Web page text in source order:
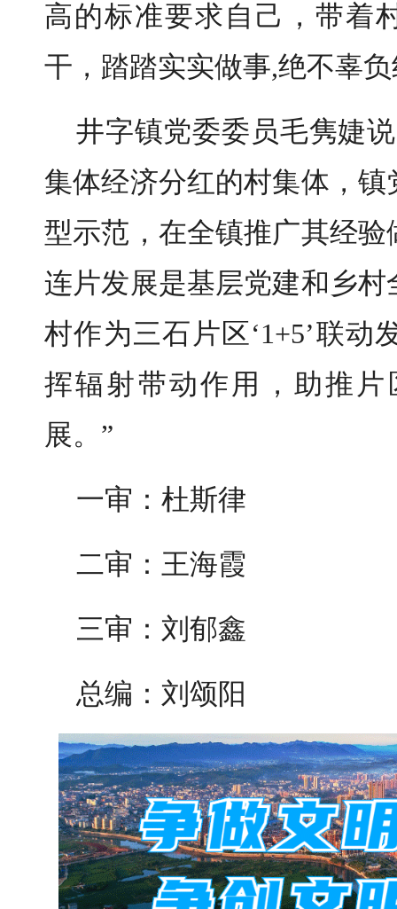
高的标准要求自己，带着
干，踏踏实实做事,绝不辜
井字镇党委委员毛隽婕
集体经济分红的村集体，
型示范，在全镇推广其经
连片发展是基层党建和乡
村作为三石片区‘1+5’联
挥辐射带动作用，助推
展。”
一审：杜斯律
二审：王海霞
三审：刘郁鑫
总编：刘颂阳